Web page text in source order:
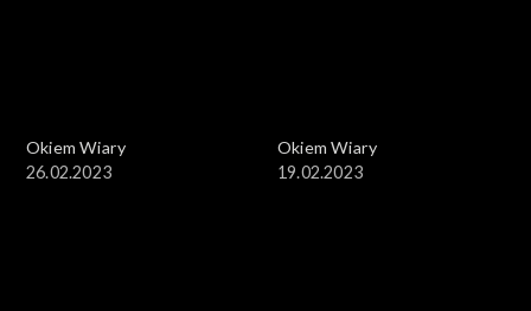
Okiem Wiary
26.02.2023
Okiem Wiary
19.02.2023